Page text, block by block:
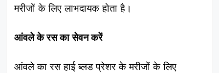
मरीजों के लिए लाभदायक होता है।
आंवले के रस का सेवन करें
आंवले का रस हाई ब्लड प्रेशर के मरीजों के लिए